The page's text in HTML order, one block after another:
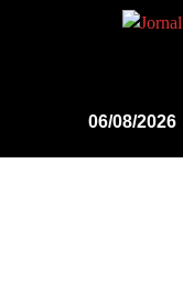
06/08/2026